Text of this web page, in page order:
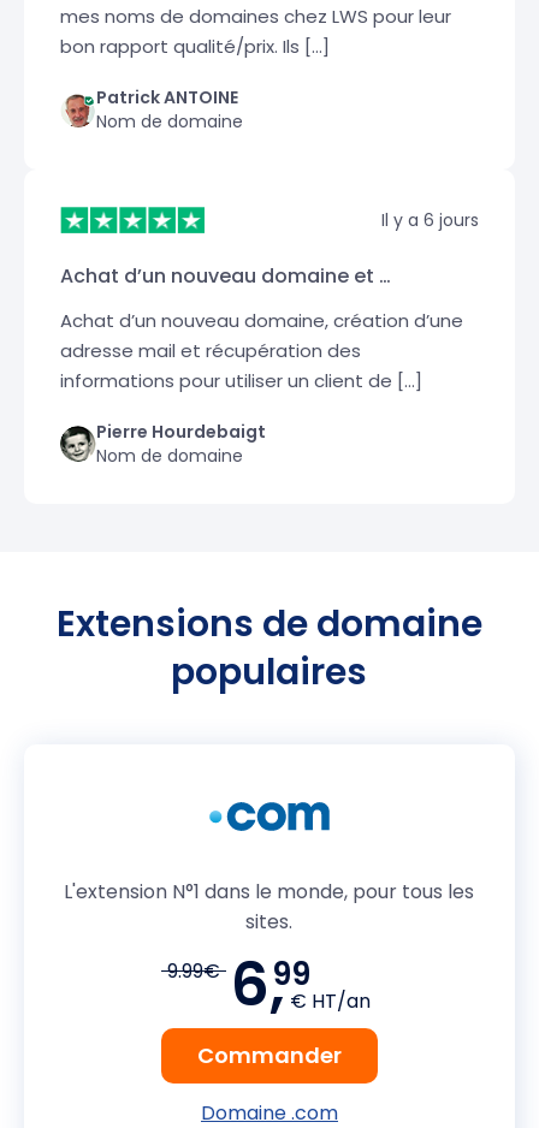
mes noms de domaines chez LWS pour leur
bon rapport qualité/prix. Ils […]
Patrick ANTOINE
Nom de domaine
Il y a 6 jours
Achat d’un nouveau domaine et …
Achat d’un nouveau domaine, création d’une
adresse mail et récupération des
informations pour utiliser un client de […]
Pierre Hourdebaigt
Nom de domaine
Extensions de domaine
populaires
L'extension N°1 dans le monde, pour tous les
sites.
9.99€ 6,99
€ HT/an
Commander
Domaine .com